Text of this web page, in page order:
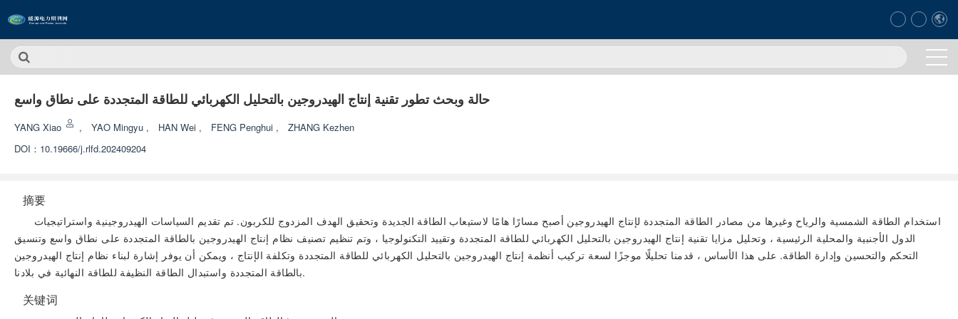
حالة وبحث تطور تقنية إنتاج الهيدروجين بالتحليل الكهربائي للطاقة المتجددة على نطاق واسع
YANG Xiao , YAO Mingyu , HAN Wei , FENG Penghui ,
ZHANG Kezhen
DOI： 10.19666/j.rlfd.202409204
摘要
استخدام الطاقة الشمسية والرياح وغيرها من مصادر الطاقة المتجددة لإنتاج الهيدروجين أصبح مسارًا هامًا لاستيعاب الطاقة الجديدة وتحقيق الهدف المزدوج للكربون. تم تقديم السياسات الهيدروجينية واستراتيجيات
الدول الأجنبية والمحلية الرئيسية ، وتحليل مزايا تقنية إنتاج الهيدروجين بالتحليل الكهربائي للطاقة المتجددة وتقييد التكنولوجيا ، وتم تنظيم تصنيف نظام إنتاج الهيدروجين بالطاقة المتجددة على نطاق واسع وتنسيق
التحكم والتحسين وإدارة الطاقة. على هذا الأساس ، قدمنا تحليلًا موجزًا لسعة تركيب أنظمة إنتاج الهيدروجين بالتحليل الكهربائي للطاقة المتجددة وتكلفة الإنتاج ، ويمكن أن يوفر إشارة لبناء نظام إنتاج الهيدروجين
بالطاقة المتجددة واستبدال الطاقة النظيفة للطاقة النهائية في بلادنا.
关键词